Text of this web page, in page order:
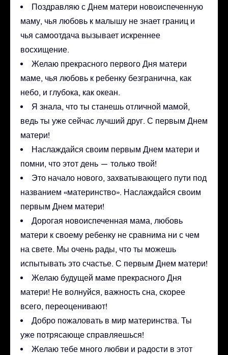
Поздравляю с Днем матери новоиспеченную
маму, чья любовь к малышу не знает границ и
чья самоотдача вызывает искреннее
восхищение.
Желаю прекрасного первого Дня матери
маме, чья любовь к ребенку безгранична, как
небо, и глубока, как океан.
Я знала, что ты станешь отличной мамой,
ведь ты уже сейчас лучший друг. С первым Днем
матери!
Наслаждайся своим первым Днем матери и
помни, что этот день — только твой!
Это начало нового, захватывающего пути под
названием «материнство». Наслаждайся своим
первым Днем матери!
Дорогая новоиспеченная мама, любовь
матери к своему ребенку не сравнима ни с чем
на свете. Мы очень рады, что ты можешь
испытывать это счастье. С первым Днем матери!
Желаю будущей маме прекрасного Дня
матери! Не волнуйся, важность сна, скорее
всего, переоценивают!
Добро пожаловать в мир материнства. Ты
уже потрясающе справляешься!
Желаю тебе много любви и радости в этот